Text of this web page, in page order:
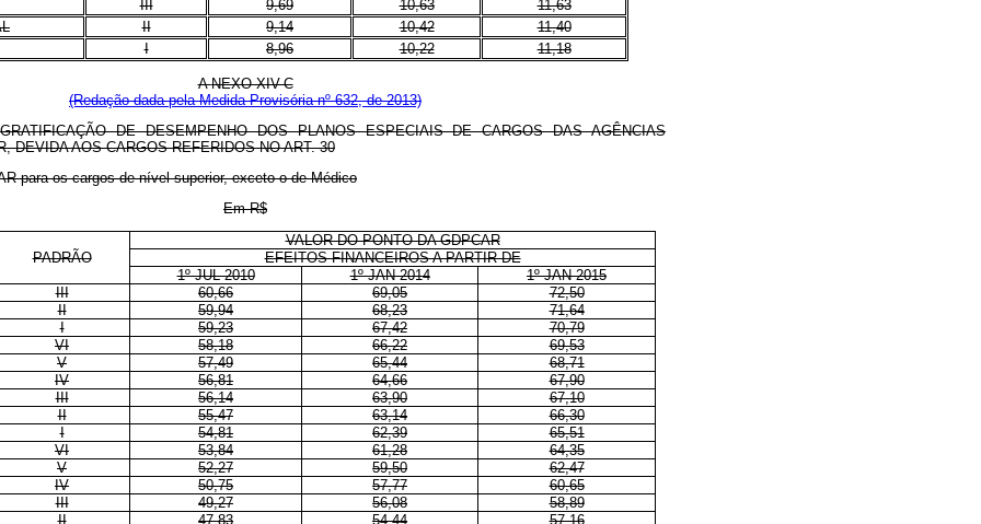
III
9,69 10,63
11,63
II 9,14 10,42
11,40
I
8,96 10,22 11,18
ANEXO XIV-C
(Redação dada pela Medida Provisória nº 632, de 2013)
DE DESEMPENHO DOS PLANOS ESPECIAIS DE CARGOS DAS AGÊNCIAS
DEVIDA AOS CARGOS REFERIDOS NO ART. 30
para os cargos de nível superior, exceto o de Médico
Em R$
PADRÃO
VALOR DO PONTO DA GDPCAR
EFEITOS FINANCEIROS A PARTIR DE
1º JUL 2010
1º JAN 2014 1º JAN 2015
III 60,66 69,05
72,50
II
59,94 68,23
71,64
I
59,23 67,42 70,79
VI 58,18 66,22
69,53
V
57,49 65,44
68,71
IV
56,81 64,66
67,90
III
56,14 63,90
67,10
II
55,47 63,14
66,30
I
54,81 62,39 65,51
VI 53,84 61,28
64,35
V
52,27 59,50
62,47
IV
50,75 57,77
60,65
III
49,27 56,08
58,89
II
47,83 54,44
57,16